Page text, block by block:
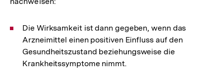
Die Wirksamkeit ist dann gegeben, wenn das
Arzneimittel einen positiven Einfluss auf den
Gesundheitszustand beziehungsweise die
Krankheitssymptome nimmt.